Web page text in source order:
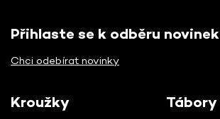
Přihlaste se k odběru novinek
Chci odebírat novinky
Kroužky Tábory